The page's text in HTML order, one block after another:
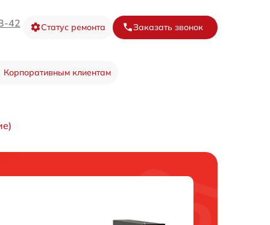
42 Статус ремонта Заказать звонок
Корпоративным клиентам